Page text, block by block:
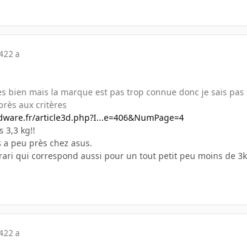
22 a
bien mais la marque est pas trop connue donc je sais
aux critères
article3d.php?I...e=406&NumPage=4
3,3 kg!!
peu près chez asus.
qui correspond aussi pour un tout petit peu moins de
22 a